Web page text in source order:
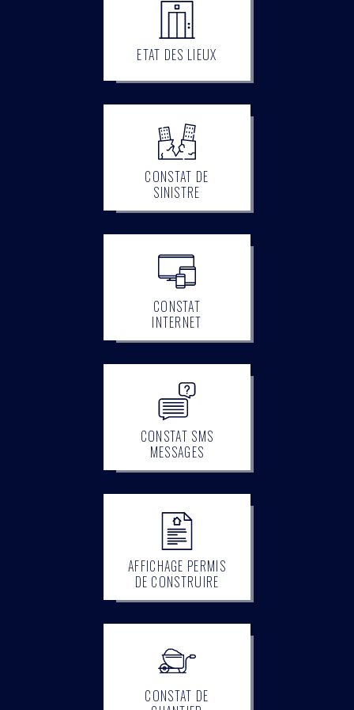
ETAT DES LIEUX
CONSTAT DE
SINISTRE
CONSTAT
INTERNET
CONSTAT SMS
MESSAGES
AFFICHAGE PERMIS
DE CONSTRUIRE
CONSTAT DE